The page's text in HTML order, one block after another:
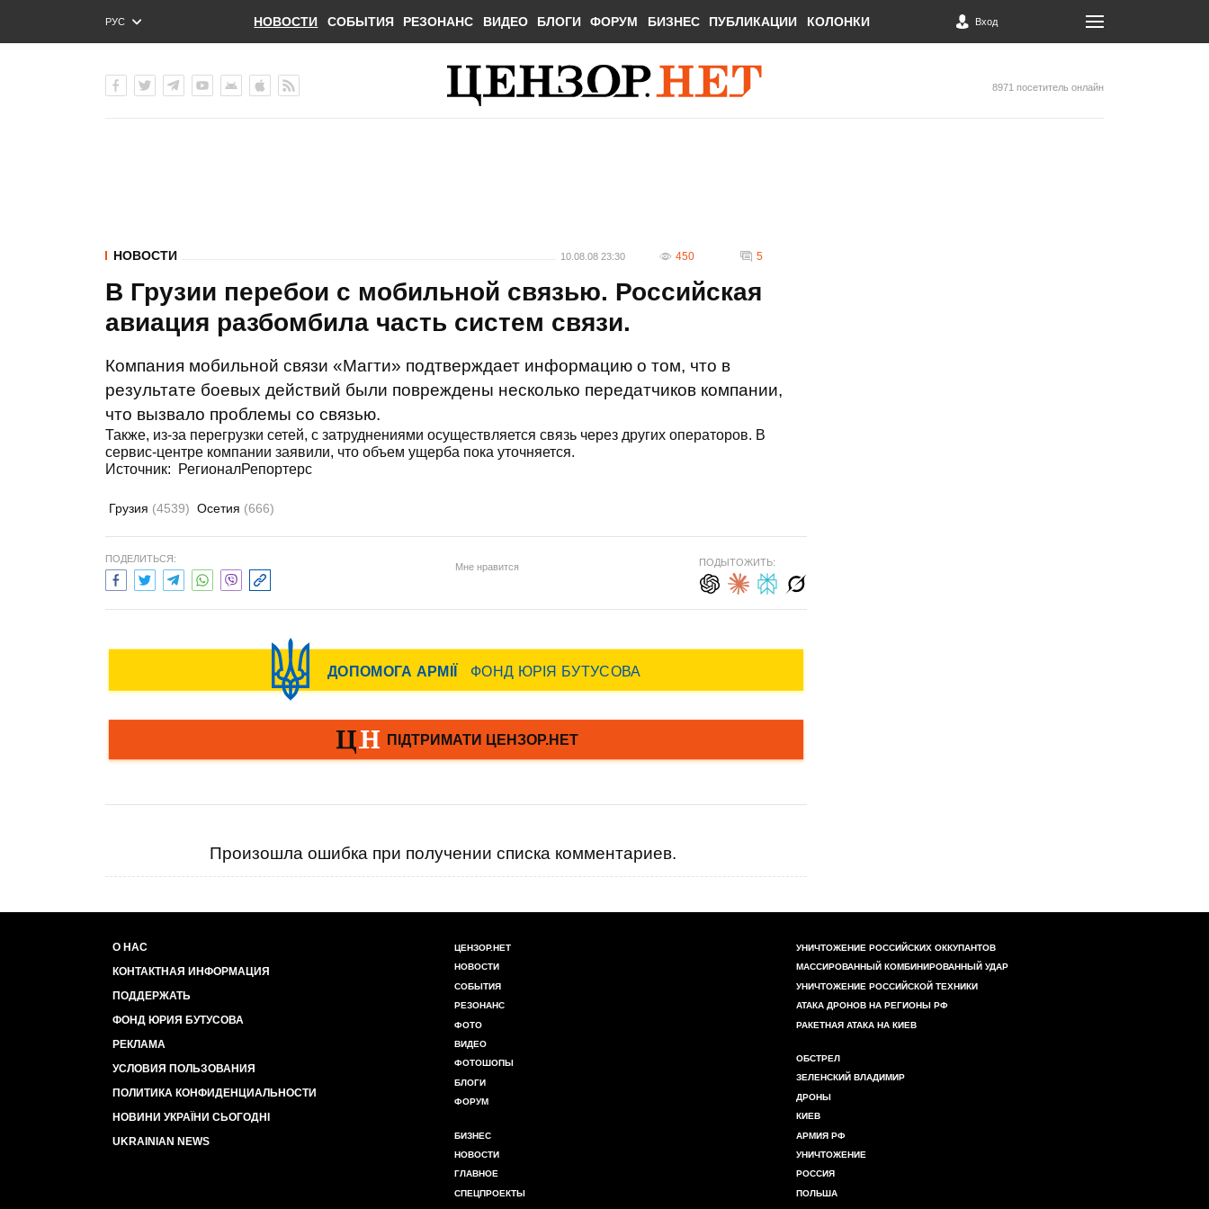
РУС
ENG
НОВОСТИ СОБЫТИЯ РЕЗОНАНС ВИДЕО БЛОГИ ФОРУМ БИЗНЕС ПУБЛИКАЦИИ КОЛОНКИ Вход
8971 посетитель онлайн
НОВОСТИ 10.08.08 23:30 450 5
В Грузии перебои с мобильной связью. Российская
авиация разбомбила часть систем связи.
Компания мобильной связи «Магти» подтверждает информацию о том, что в
результате боевых действий были повреждены несколько передатчиков компании,
что вызвало проблемы со связью.
Также, из-за перегрузки сетей, с затруднениями осуществляется связь через других операторов. В
сервис-центре компании заявили, что объем ущерба пока уточняется.
Источник:
РегионалРепортерс
Грузия (4539) Осетия (666)
ПОДЕЛИТЬСЯ:
Мне нравится ПОДЫТОЖИТЬ:
Произошла ошибка при получении списка комментариев.
О НАС
КОНТАКТНАЯ ИНФОРМАЦИЯ
ПОДДЕРЖАТЬ
ФОНД ЮРИЯ БУТУСОВА
РЕКЛАМА
УСЛОВИЯ ПОЛЬЗОВАНИЯ
ПОЛИТИКА КОНФИДЕНЦИАЛЬНОСТИ
НОВИНИ УКРАЇНИ СЬОГОДНІ
UKRAINIAN NEWS
ЦЕНЗОР.НЕТ
НОВОСТИ
СОБЫТИЯ
РЕЗОНАНС
ФОТО
ВИДЕО
ФОТОШОПЫ
БЛОГИ
ФОРУМ
БИЗНЕС
НОВОСТИ
ГЛАВНОЕ
СПЕЦПРОЕКТЫ
УНИЧТОЖЕНИЕ РОССИЙСКИХ ОККУПАНТОВ
МАССИРОВАННЫЙ КОМБИНИРОВАННЫЙ УДАР
УНИЧТОЖЕНИЕ РОССИЙСКОЙ ТЕХНИКИ
АТАКА ДРОНОВ НА РЕГИОНЫ РФ
РАКЕТНАЯ АТАКА НА КИЕВ
ОБСТРЕЛ
ЗЕЛЕНСКИЙ ВЛАДИМИР
ДРОНЫ
КИЕВ
АРМИЯ РФ
УНИЧТОЖЕНИЕ
РОССИЯ
ПОЛЬША